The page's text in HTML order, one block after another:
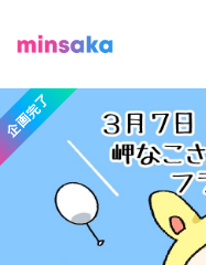
企画完了